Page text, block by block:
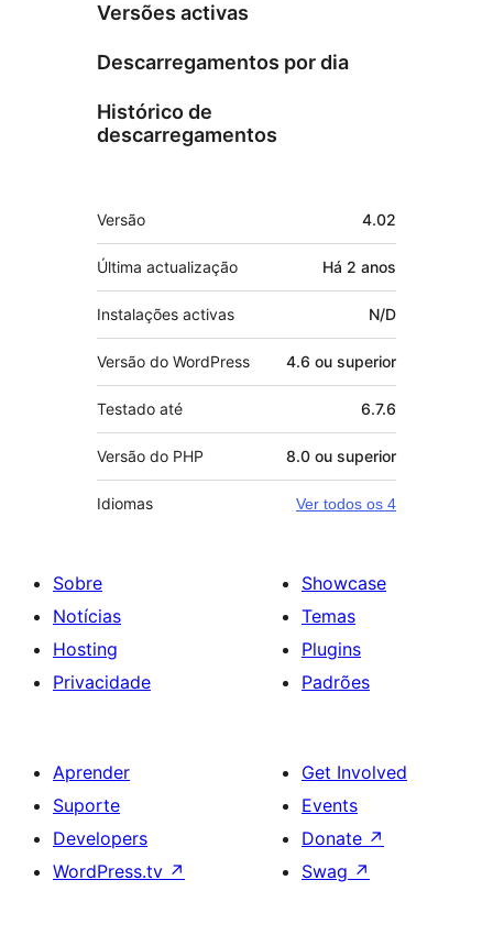
Versões activas
Descarregamentos por dia
Histórico de
descarregamentos
Metadados
Versão 4.02
Última actualização Há 2 anos
Instalações activas N/D
Versão do WordPress 4.6 ou superior
Testado até 6.7.6
Versão do PHP 8.0 ou superior
Idiomas Ver todos os 4
Sobre
Notícias
Hosting
Privacidade
Showcase
Temas
Plugins
Padrões
Aprender
Suporte
Developers
WordPress.tv ↗
Get Involved
Events
Donate ↗
Swag ↗